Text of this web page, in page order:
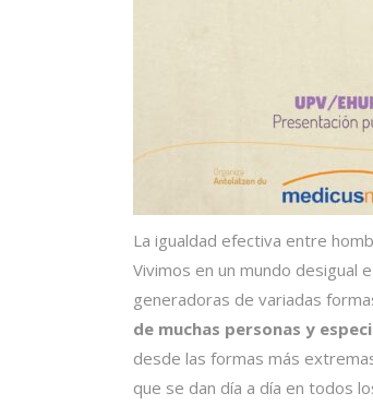
La igualdad efectiva entre
Vivimos en un mundo desigual
generadoras de variadas
de muchas personas y
desde las formas más
que se dan día a día en todos